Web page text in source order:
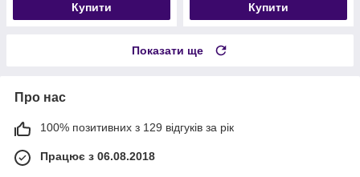
Купити Купити
Показати ще
Про нас
100% позитивних з 129 відгуків за рік
Працює з 06.08.2018